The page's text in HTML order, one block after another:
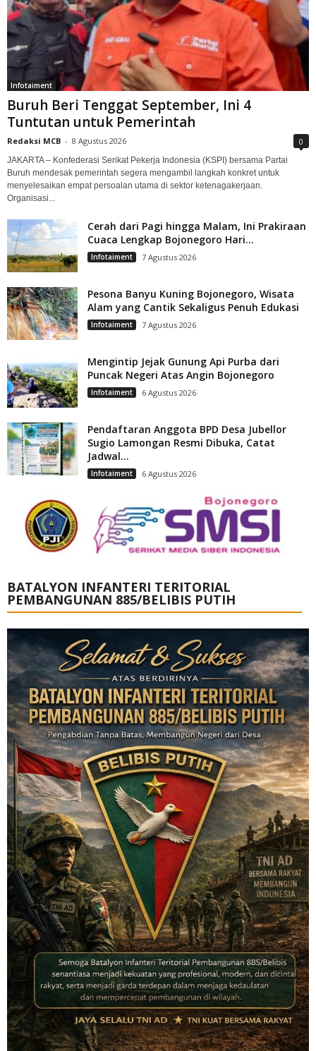
Infotaiment
Buruh Beri Tenggat September, Ini 4
Tuntutan untuk Pemerintah
Redaksi MCB - 8 Agustus 2026 0
JAKARTA – Konfederasi Serikat Pekerja Indonesia (KSPI) bersama Partai
Buruh mendesak pemerintah segera mengambil langkah konkret untuk
menyelesaikan empat persoalan utama di sektor ketenagakerjaan.
Organisasi...
Cerah dari Pagi hingga Malam, Ini Prakiraan
Cuaca Lengkap Bojonegoro Hari...
Infotaiment 7 Agustus 2026
Pesona Banyu Kuning Bojonegoro, Wisata
Alam yang Cantik Sekaligus Penuh Edukasi
Infotaiment 7 Agustus 2026
Mengintip Jejak Gunung Api Purba dari
Puncak Negeri Atas Angin Bojonegoro
Infotaiment 6 Agustus 2026
Pendaftaran Anggota BPD Desa Jubellor
Sugio Lamongan Resmi Dibuka, Catat
Jadwal...
Infotaiment 6 Agustus 2026
BATALYON INFANTERI TERITORIAL
PEMBANGUNAN 885/BELIBIS PUTIH